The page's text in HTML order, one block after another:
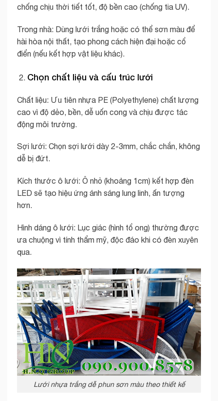
chống chịu thời tiết tốt, độ bền cao (chống tia UV).
Trong nhà: Dùng lưới trắng hoặc có thể sơn màu để
hài hòa nội thất, tạo phong cách hiện đại hoặc cổ
điển (nếu kết hợp vật liệu khác).
Chọn chất liệu và cấu trúc lưới
Chất liệu: Ưu tiên nhựa PE (Polyethylene) chất lượng
cao vì độ dẻo, bền, dễ uốn cong và chịu được tác
động môi trường.
Sợi lưới: Chọn sợi lưới dày 2-3mm, chắc chắn, không
dễ bị đứt.
Kích thước ô lưới: Ô nhỏ (khoảng 1cm) kết hợp đèn
LED sẽ tạo hiệu ứng ánh sáng lung linh, ấn tượng
hơn.
Hình dáng ô lưới: Lục giác (hình tổ ong) thường được
ưa chuộng vì tính thẩm mỹ, độc đáo khi có đèn xuyên
qua.
Lưới nhựa trắng dễ phun sơn màu theo thiết kế